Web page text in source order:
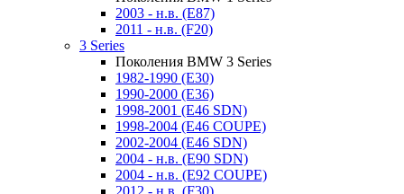
2003 - н.в. (E87)
2011 - н.в. (F20)
3 Series
Поколения BMW 3 Series
1982-1990 (E30)
1990-2000 (E36)
1998-2001 (E46 SDN)
1998-2004 (E46 COUPE)
2002-2004 (E46 SDN)
2004 - н.в. (E90 SDN)
2004 - н.в. (E92 COUPE)
2012 - н.в. (F30)